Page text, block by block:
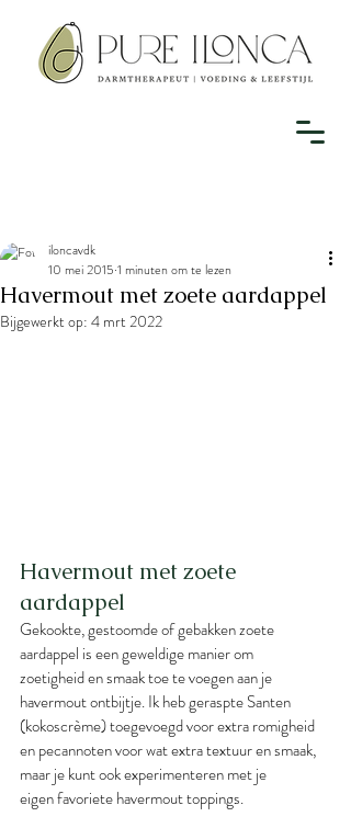
Havermout met zoete aardappel
iloncavdk
10 mei 2015 1 minuten om te lezen
Bijgewerkt op: 4 mrt 2022
Havermout met zoete
aardappel
Gekookte, gestoomde of gebakken zoete
aardappel is een geweldige manier om
zoetigheid en smaak toe te voegen aan je
havermout ontbijtje. Ik heb geraspte Santen
(kokoscrème) toegevoegd voor extra romigheid
en pecannoten voor wat extra textuur en smaak,
maar je kunt ook experimenteren met je
eigen favoriete havermout toppings.